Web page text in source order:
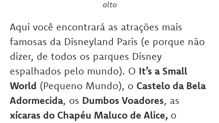
alto
Aqui você encontrará as atrações mais
famosas da Disneyland Paris (e porque não
dizer, de todos os parques Disney
espalhados pelo mundo). O It’s a Small
World (Pequeno Mundo), o Castelo da Bela
Adormecida, os Dumbos Voadores, as
xícaras do Chapéu Maluco de Alice, o